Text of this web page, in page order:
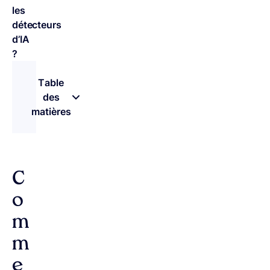
les
détecteurs
d’IA
?
Table
des
matières
C
o
m
m